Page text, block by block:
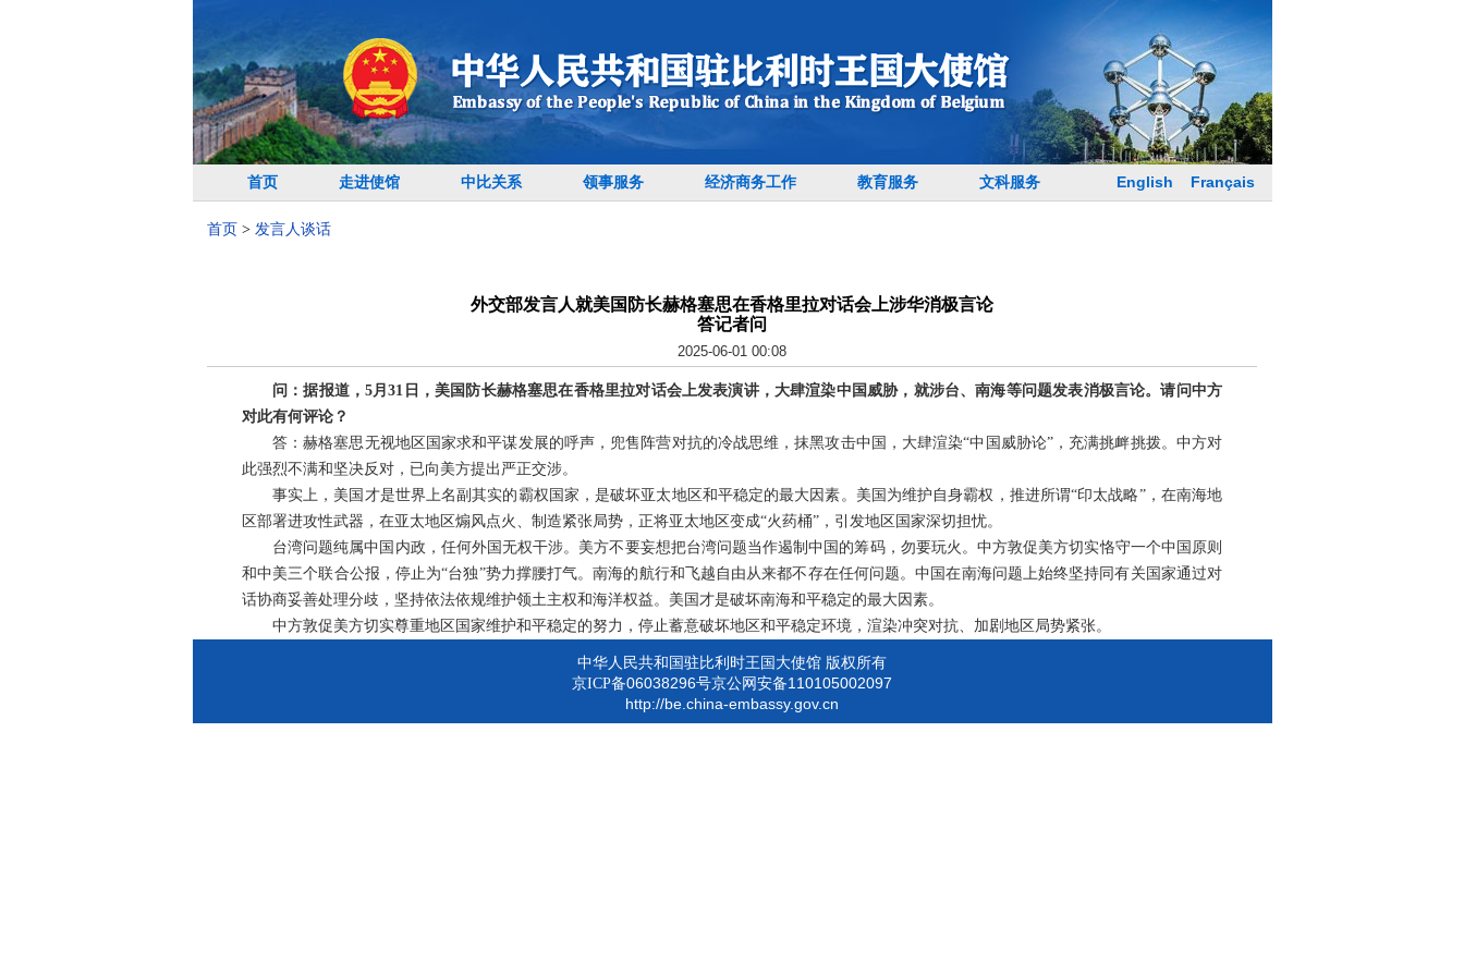
首页 走进使馆 中比关系 领事服务 经济商务工作 教育服务 文科服务 Français
English
首页 > 发言人谈话
外交部发言人就美国防长赫格塞思在香格里拉对话会上涉华消极言论
答记者问
2025-06-01 00:08
问：据报道，5月31日，美国防长赫格塞思在香格里拉对话会上发表演讲，大肆渲染中国威胁，就涉台、南海等问题发表消极言论。请问中方
对此有何评论？
答：赫格塞思无视地区国家求和平谋发展的呼声，兜售阵营对抗的冷战思维，抹黑攻击中国，大肆渲染“中国威胁论”，充满挑衅挑拨。中方对
此强烈不满和坚决反对，已向美方提出严正交涉。
事实上，美国才是世界上名副其实的霸权国家，是破坏亚太地区和平稳定的最大因素。美国为维护自身霸权，推进所谓“印太战略”，在南海地
区部署进攻性武器，在亚太地区煽风点火、制造紧张局势，正将亚太地区变成“火药桶”，引发地区国家深切担忧。
台湾问题纯属中国内政，任何外国无权干涉。美方不要妄想把台湾问题当作遏制中国的筹码，勿要玩火。中方敦促美方切实恪守一个中国原则
和中美三个联合公报，停止为“台独”势力撑腰打气。南海的航行和飞越自由从来都不存在任何问题。中国在南海问题上始终坚持同有关国家通过对
话协商妥善处理分歧，坚持依法依规维护领土主权和海洋权益。美国才是破坏南海和平稳定的最大因素。
中方敦促美方切实尊重地区国家维护和平稳定的努力，停止蓄意破坏地区和平稳定环境，渲染冲突对抗、加剧地区局势紧张。
中华人民共和国驻比利时王国大使馆 版权所有
京ICP备06038296号京公网安备110105002097
http://be.china-embassy.gov.cn